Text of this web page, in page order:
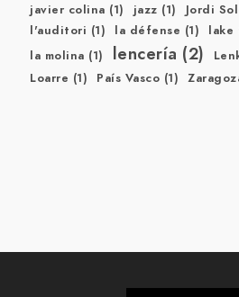
javier colina (1) jazz (1) Jordi
l'auditori (1) la défense (1) lake
la molina (1) lencería (2)
Loarre (1) País Vasco (1)